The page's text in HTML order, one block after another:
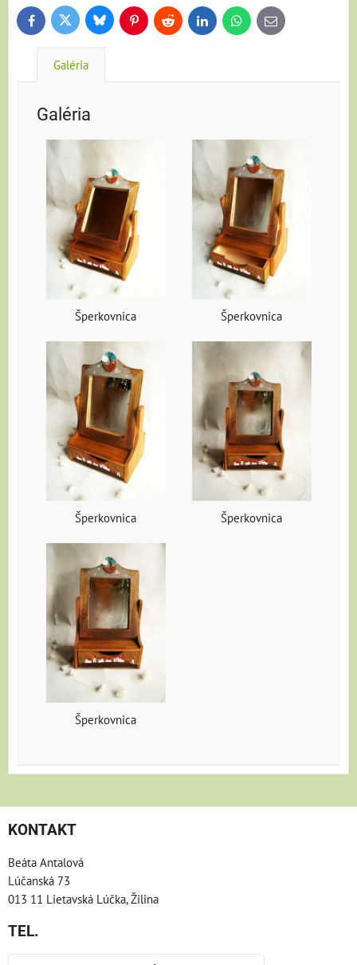
FacebookTwitter BlueskyPinterestReddit LinkedInWhatsApp
E-
mail
Galéria
Galéria
Šperkovnica Šperkovnica
Šperkovnica Šperkovnica
Šperkovnica
KONTAKT
Beáta Antalová
Lúčanská 73
013 11 Lietavská Lúčka, Žilina
TEL.